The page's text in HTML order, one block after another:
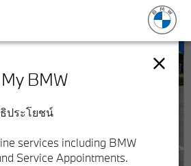
BMW
ประโยชน์
services including BMW
Service Appointments.